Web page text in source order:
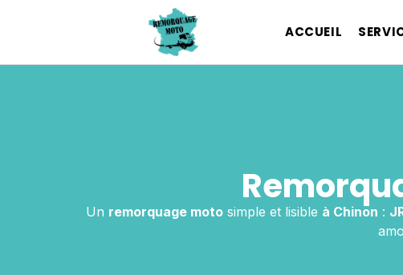
ACCUEIL
Un remorquage motosimple et lisible à Chinon :